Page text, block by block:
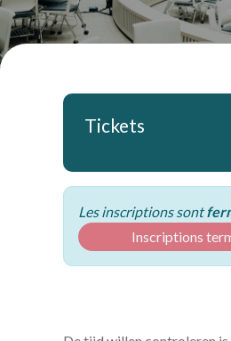
Tickets
Les inscriptions sont
Inscriptions